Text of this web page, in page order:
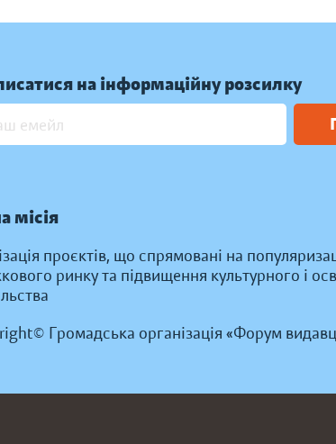
на інформаційну розсилку
місія
проєктів, що спрямовані на
ринку та підвищення культурного і
Громадська організація «Форум